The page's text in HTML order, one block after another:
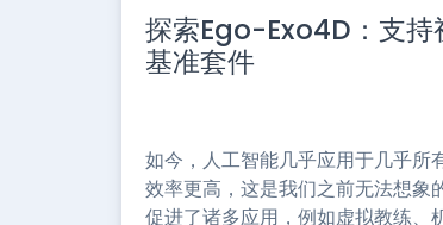
r
e
e
b
o
o
t
t
i
l
e
g
t
s
探索Ego-Exo4D：支持
基准套件
如今，人工智能几乎应用于几乎所
效率更高，这是我们之前无法想象
促进了诸多应用，例如虚拟教练、